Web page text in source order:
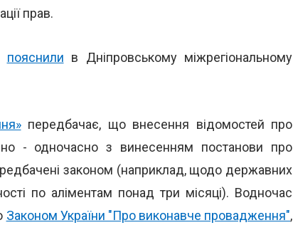
прав.
пояснили в Дніпровському міжрегіональному
передбачає, що внесення відомостей про
- одночасно з винесенням постанови про
законом (наприклад, щодо державних
по аліментам понад три місяці). Водночас
Законом України "Про виконавче провадження",